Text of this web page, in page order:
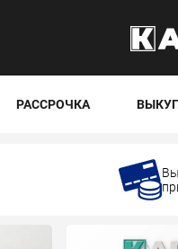
РАССРОЧКА